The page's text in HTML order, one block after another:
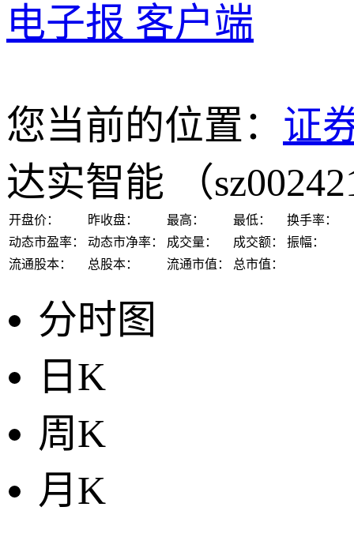
电子报 客户端
您当前的位置： 证
达实智能
（
开盘价： 昨收盘： 最高： 最低：
换手率：
动态市盈率：
动态市净率： 成交量： 成交额：
振幅：
流通股本：
总股本： 流通市值： 总市值：
分时图
日K
周K
月K